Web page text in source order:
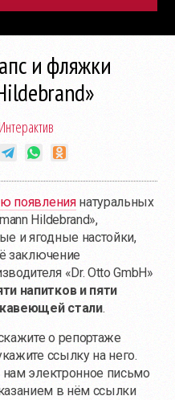
и фляжки
Интерактив
появлениянатуральных
Hildebrand»,
и ягодные настойки,
заключение
«Dr. Otto GmbH»
напитков и пяти
стали.
о репортаже
ссылку на него.
электронное письмо
в нём ссылки